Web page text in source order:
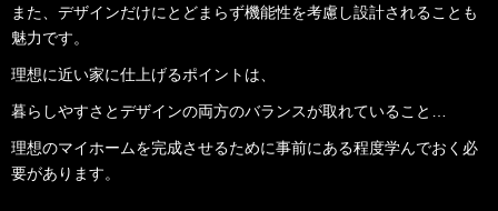
また、デザインだけにとどまらず機能性を考慮し設計されることも
魅力です。
理想に近い家に仕上げるポイントは、
暮らしやすさとデザインの両方のバランスが取れていること…
理想のマイホームを完成させるために事前にある程度学んでおく必
要があります。